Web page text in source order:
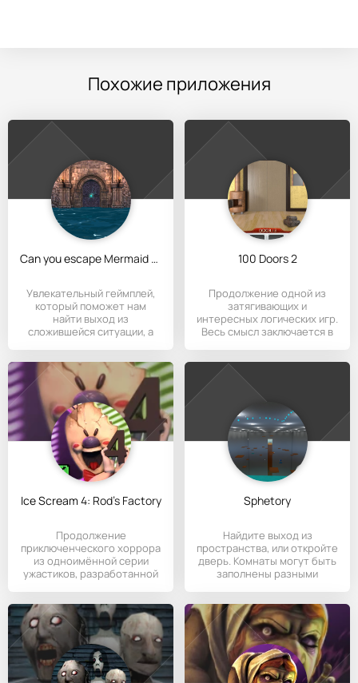
Похожие приложения
Can you escape Mermaid Cage?
Увлекательный геймплей,
который поможет нам
найти выход из
сложившейся ситуации, а
100 Doors 2
Продолжение одной из
затягивающих и
интересных логических игр.
Весь смысл заключается в
Ice Scream 4: Rod's Factory
Продолжение
приключенческого хоррора
из одноимённой серии
ужастиков, разработанной
Sphetory
Найдите выход из
пространства, или откройте
дверь. Комнаты могут быть
заполнены разными